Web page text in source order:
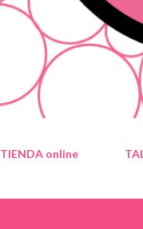
TIENDA online